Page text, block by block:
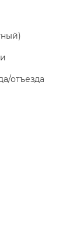
отъезда